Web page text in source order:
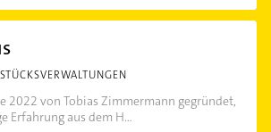
2022 von Tobias Zimmermann gegründet,
Erfahrung aus dem H...